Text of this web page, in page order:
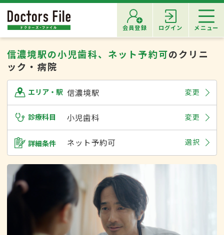
会員登録 ログイン メニュー
信濃境駅の小児歯科、ネット予約可のクリニ
ック・病院
エリア・駅 信濃境駅 変更
診療科目 小児歯科 変更
詳細条件 ネット予約可 選択